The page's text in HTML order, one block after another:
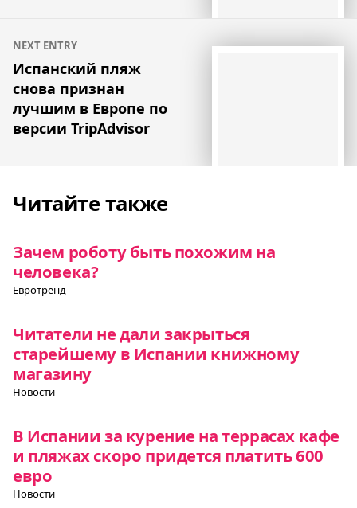
NEXT ENTRY
Испанский пляж
снова признан
лучшим в Европе по
версии TripAdvisor
Читайте также
Зачем роботу быть похожим на
человека?
Евротренд
Читатели не дали закрыться
старейшему в Испании книжному
магазину
Новости
В Испании за курение на террасах кафе
и пляжах скоро придется платить 600
евро
Новости